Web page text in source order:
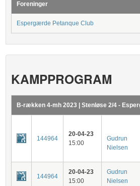
Foreninger
Espergærde Petanque Club
KAMPPROGRAM
B-rækken 4-mh 2023 | Stenløse 2/4 -
144964
20-04-23
15:00
Gudrun
Nielsen
144964
20-04-23
15:00
Gudrun
Nielsen